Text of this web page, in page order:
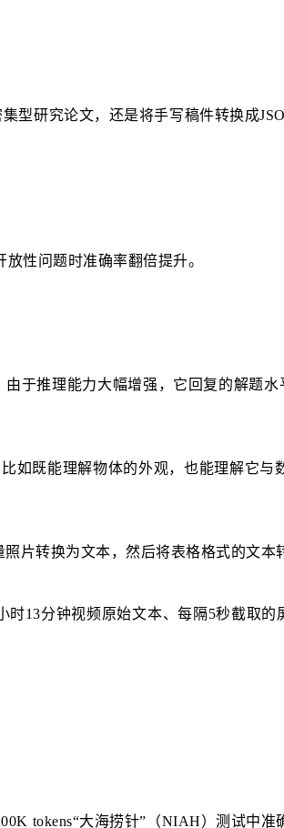
研究论文，还是将手写稿件转换成
性问题时准确率翻倍提升。
于推理能力大幅增强，它回复的解题
如既能理解物体的外观，也能理解它
片转换为文本，然后将表格格式的文本
时13分钟视频原始文本、每隔5秒截取
tokens“大海捞针”（NIAH）测试中